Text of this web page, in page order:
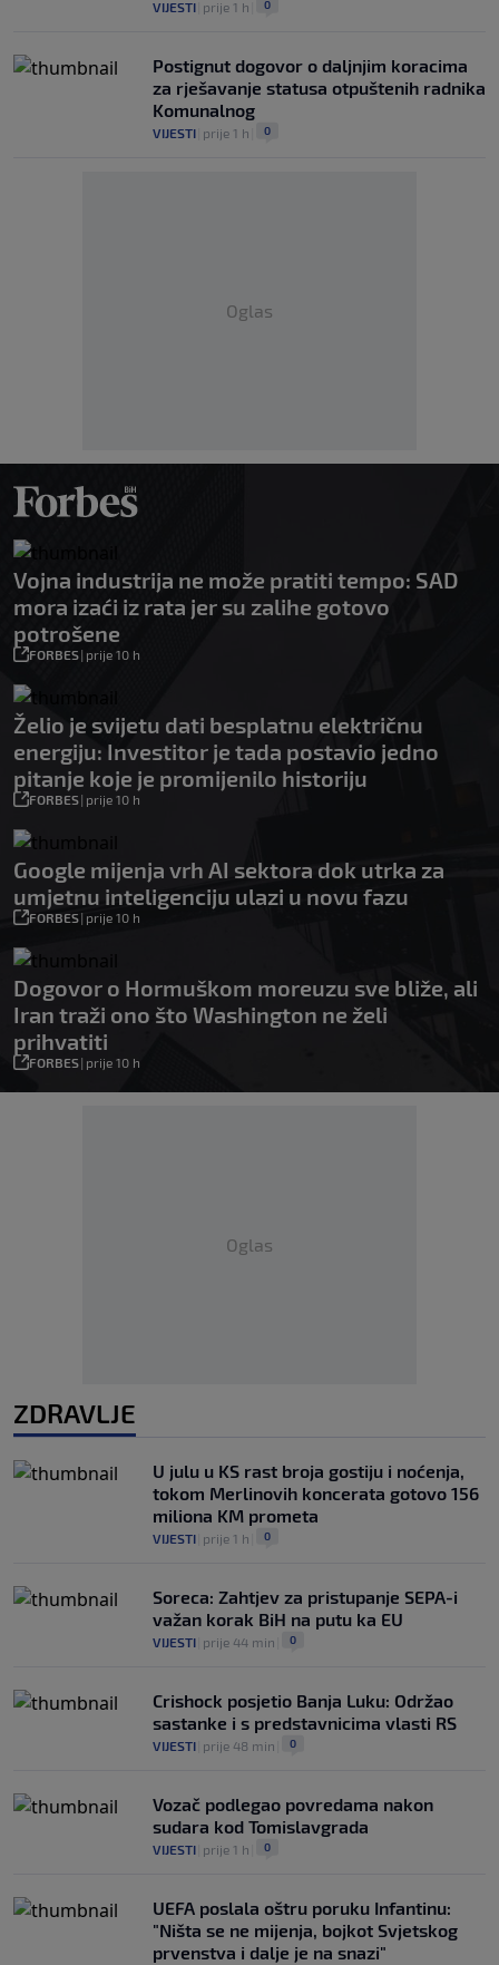
VIJESTI prije 1 h 0
Postignut dogovor o daljnjim koracima
za rješavanje statusa otpuštenih radnika
Komunalnog
VIJESTI prije 1 h 0
Oglas
Vojna industrija ne može pratiti tempo: SAD
mora izaći iz rata jer su zalihe gotovo
potrošene
FORBES| prije 10 h
Želio je svijetu dati besplatnu električnu
energiju: Investitor je tada postavio jedno
pitanje koje je promijenilo historiju
FORBES| prije 10 h
Google mijenja vrh AI sektora dok utrka za
umjetnu inteligenciju ulazi u novu fazu
FORBES| prije 10 h
Dogovor o Hormuškom moreuzu sve bliže, ali
Iran traži ono što Washington ne želi
prihvatiti
FORBES| prije 10 h
Oglas
ZDRAVLJE
U julu u KS rast broja gostiju i noćenja,
tokom Merlinovih koncerata gotovo 156
miliona KM prometa
VIJESTI prije 1 h 0
Soreca: Zahtjev za pristupanje SEPA-i
važan korak BiH na putu ka EU
VIJESTI prije 44 min 0
Crishock posjetio Banja Luku: Održao
sastanke i s predstavnicima vlasti RS
VIJESTI prije 48 min 0
Vozač podlegao povredama nakon
sudara kod Tomislavgrada
VIJESTI prije 1 h 0
UEFA poslala oštru poruku Infantinu:
"Ništa se ne mijenja, bojkot Svjetskog
prvenstva i dalje je na snazi"